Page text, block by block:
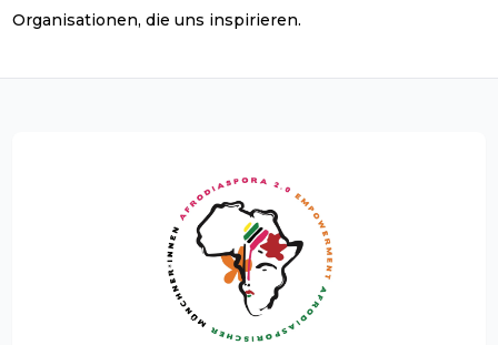
Organisationen, die uns inspirieren.